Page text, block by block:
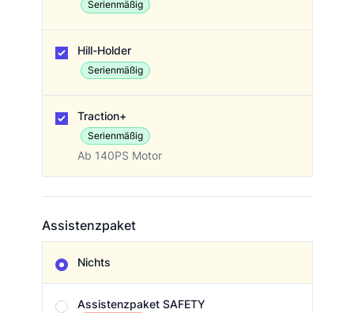
Serienmäßig
Hill-Holder
Serienmäßig
Traction+
Serienmäßig
Ab 140PS Motor
Assistenzpaket
Nichts
Assistenzpaket SAFETY